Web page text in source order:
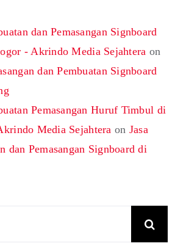
dan Pemasangan Signboard
- Akrindo Media Sejahtera on
dan Pembuatan Signboard
Pemasangan Huruf Timbul di
Media Sejahtera on Jasa
dan Pemasangan Signboard di